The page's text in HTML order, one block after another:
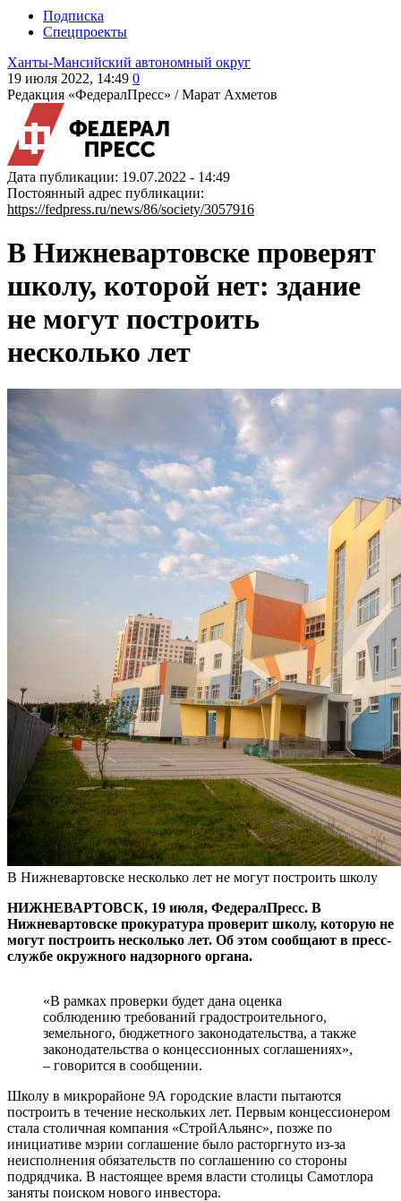
Подписка
Спецпроекты
Ханты-Мансийский автономный округ
19 июля 2022, 14:49 0
Редакция «ФедералПресс» /Марат Ахметов
Дата публикации: 19.07.2022 - 14:49
Постоянный адрес публикации:
https://fedpress.ru/news/86/society/3057916
В Нижневартовске проверят
школу, которой нет: здание
не могут построить
несколько лет
В Нижневартовске несколько лет не могут построить школу
НИЖНЕВАРТОВСК, 19 июля, ФедералПресс. В
Нижневартовске прокуратура проверит школу, которую не
могут построить несколько лет. Об этом сообщают в пресс-
службе окружного надзорного органа.
«В рамках проверки будет дана оценка
соблюдению требований градостроительного,
земельного, бюджетного законодательства, а также
законодательства о концессионных соглашениях»,
– говорится в сообщении.
Школу в микрорайоне 9А городские власти пытаются
построить в течение нескольких лет. Первым концессионером
стала столичная компания «СтройАльянс», позже по
инициативе мэрии соглашение было расторгнуто из-за
неисполнения обязательств по соглашению со стороны
подрядчика. В настоящее время власти столицы Самотлора
заняты поиском нового инвестора.